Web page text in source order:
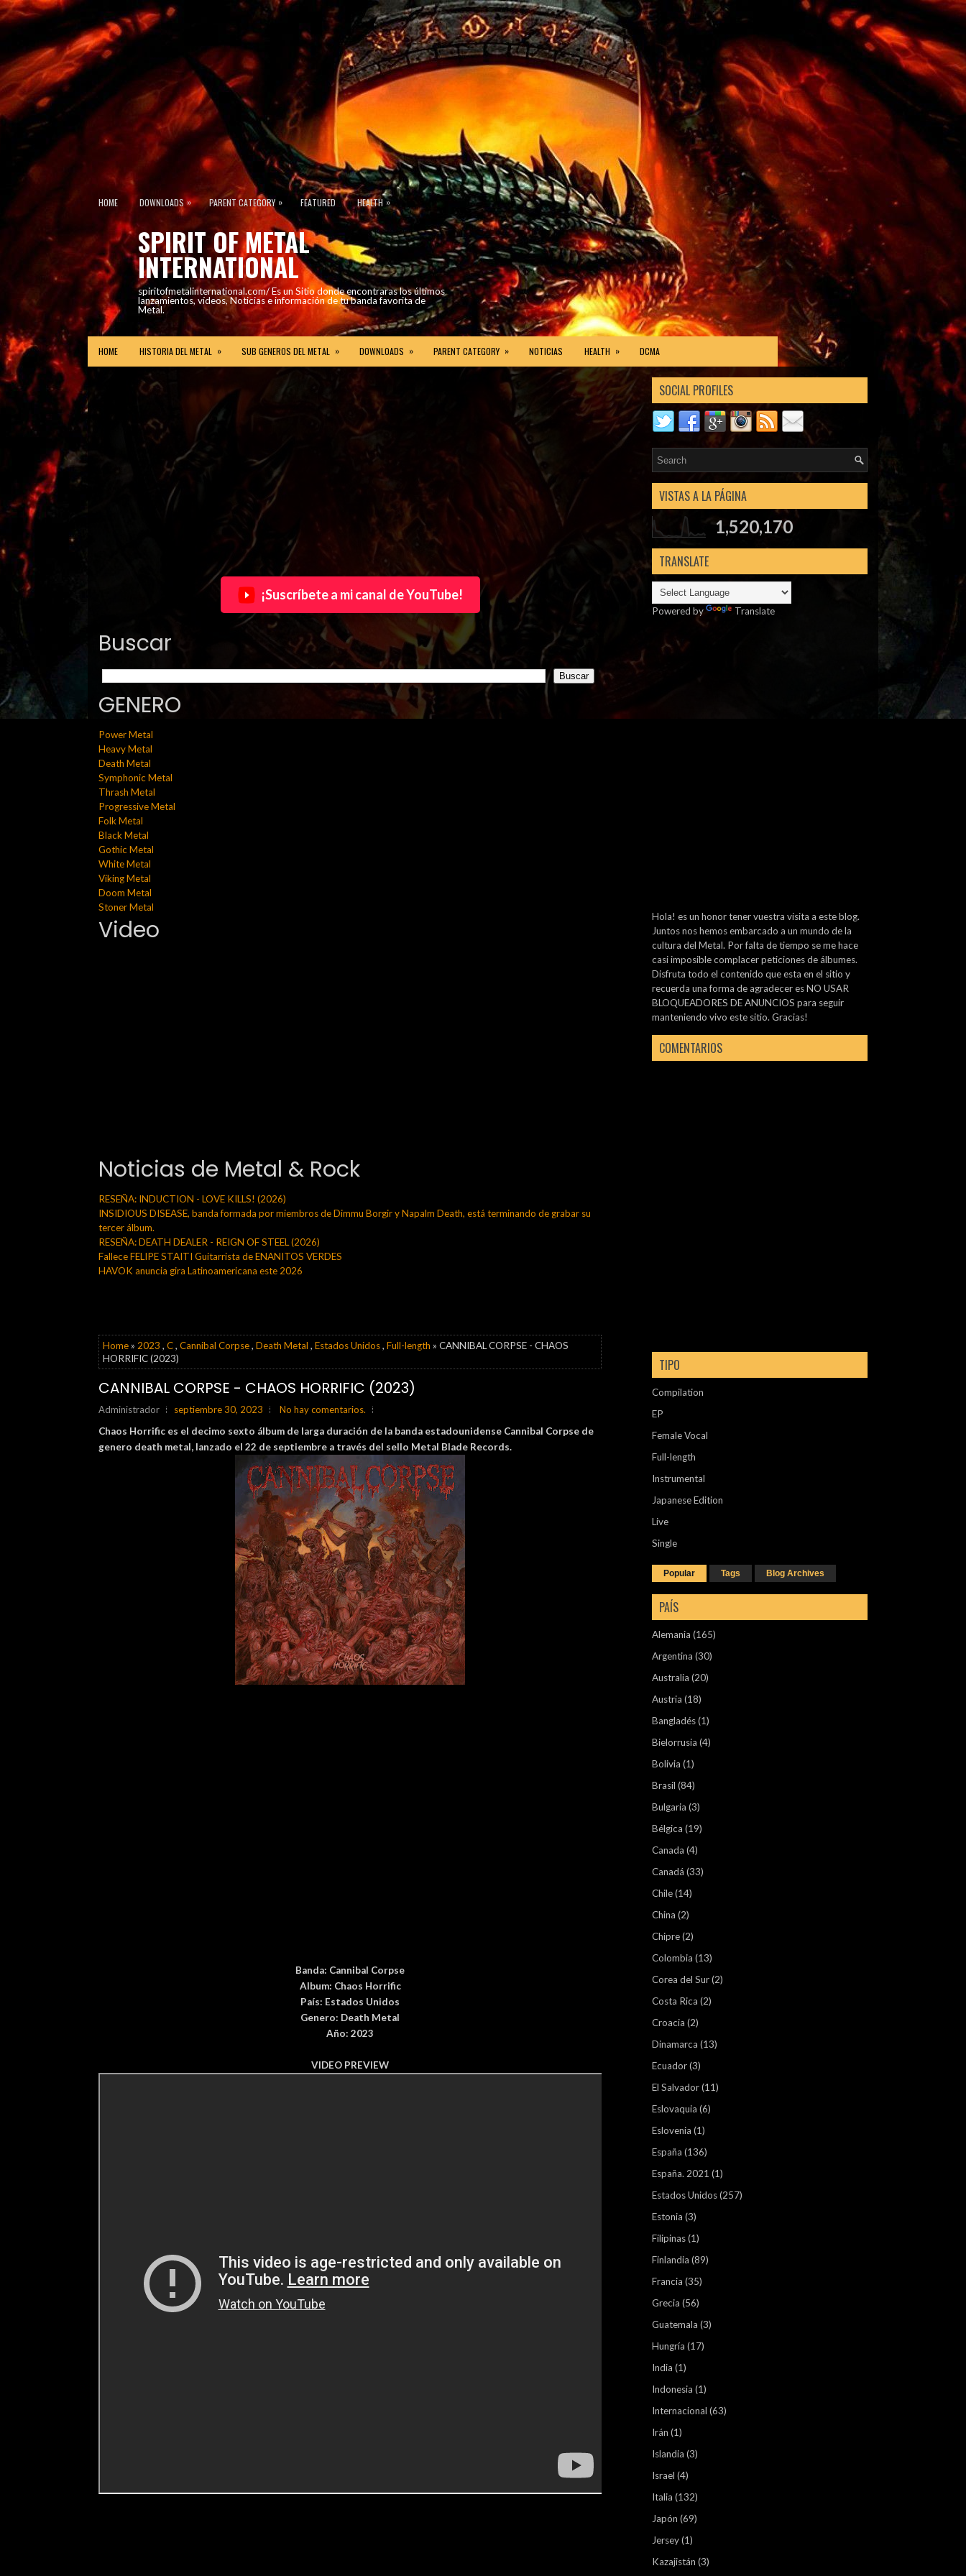
HOME DOWNLOADS » PARENT CATEGORY » FEATURED HEALTH »
SPIRIT OF METAL
INTERNATIONAL
spiritofmetalinternational.com/ Es un Sitio donde encontraras los últimos
lanzamientos, vídeos, Noticias e información de tu banda favorita de
Metal.
HOME HISTORIA DEL METAL » SUB GENEROS DEL METAL » DOWNLOADS » PARENT CATEGORY » NOTICIAS HEALTH » DCMA
¡Suscríbete a mi canal de YouTube!
Buscar
GENERO
Power Metal
Heavy Metal
Death Metal
Symphonic Metal
Thrash Metal
Progressive Metal
Folk Metal
Black Metal
Gothic Metal
White Metal
Viking Metal
Doom Metal
Stoner Metal
Video
Noticias de Metal & Rock
RESEÑA: INDUCTION - LOVE KILLS! (2026)
INSIDIOUS DISEASE, banda formada por miembros de Dimmu Borgir y Napalm Death, está terminando de grabar su
tercer álbum.
RESEÑA: DEATH DEALER - REIGN OF STEEL (2026)
Fallece FELIPE STAITI Guitarrista de ENANITOS VERDES
HAVOK anuncia gira Latinoamericana este 2026
Home» 2023 , C, Cannibal Corpse, Death Metal , Estados Unidos, Full-length » CANNIBAL CORPSE - CHAOS
HORRIFIC (2023)
CANNIBAL CORPSE - CHAOS HORRIFIC (2023)
Administrador septiembre 30, 2023
No hay comentarios.
Chaos Horrific es el decimo sexto álbum de larga duración de la banda estadounidense Cannibal Corpse de
genero death metal, lanzado el 22 de septiembre a través del sello Metal Blade Records.
Banda: Cannibal Corpse
Album: Chaos Horrific
País: Estados Unidos
Genero: Death Metal
Año: 2023
VIDEO PREVIEW
SOCIAL PROFILES
VISTAS A LA PÁGINA
1,520,170
TRANSLATE
Powered by Translate
Hola! es un honor tener vuestra visita a este blog.
Juntos nos hemos embarcado a un mundo de la
cultura del Metal. Por falta de tiempo se me hace
casi imposible complacer peticiones de álbumes.
Disfruta todo el contenido que esta en el sitio y
recuerda una forma de agradecer es NO USAR
BLOQUEADORES DE ANUNCIOS para seguir
manteniendo vivo este sitio. Gracias!
COMENTARIOS
TIPO
Compilation
EP
Female Vocal
Full-length
Instrumental
Japanese Edition
Live
Single
Popular Tags Blog Archives
PAÍS
Alemania (165)
Argentina (30)
Australia (20)
Austria (18)
Bangladés(1)
Bielorrusia (4)
Bolivia (1)
Brasil (84)
Bulgaria (3)
Bélgica (19)
Canada (4)
Canadá (33)
Chile(14)
China (2)
Chipre(2)
Colombia (13)
Corea del Sur(2)
Costa Rica (2)
Croacia (2)
Dinamarca (13)
Ecuador(3)
El Salvador(11)
Eslovaquia (6)
Eslovenia (1)
España (136)
España. 2021 (1)
Estados Unidos(257)
Estonia (3)
Filipinas(1)
Finlandia (89)
Francia (35)
Grecia (56)
Guatemala (3)
Hungría (17)
India (1)
Indonesia (1)
Internacional (63)
Irán (1)
Islandia (3)
Israel (4)
Italia (132)
Japón (69)
Jersey(1)
Kazajistán (3)